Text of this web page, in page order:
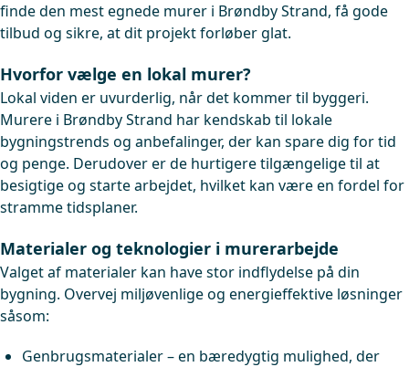
finde den mest egnede murer i Brøndby Strand, få gode
tilbud og sikre, at dit projekt forløber glat.
Hvorfor vælge en lokal murer?
Lokal viden er uvurderlig, når det kommer til byggeri.
Murere i Brøndby Strand har kendskab til lokale
bygningstrends og anbefalinger, der kan spare dig for tid
og penge. Derudover er de hurtigere tilgængelige til at
besigtige og starte arbejdet, hvilket kan være en fordel for
stramme tidsplaner.
Materialer og teknologier i murerarbejde
Valget af materialer kan have stor indflydelse på din
bygning. Overvej miljøvenlige og energieffektive løsninger
såsom:
Genbrugsmaterialer – en bæredygtig mulighed, der